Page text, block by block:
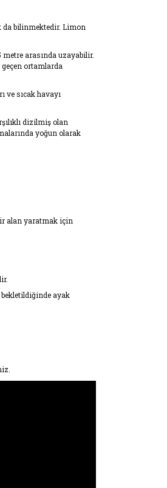
da bilinmektedir. Limon
arasında uzayabilir.
ortamlarda
ve sıcak havayı
dizilmiş olan
yoğun olarak
alan yaratmak için
ayak